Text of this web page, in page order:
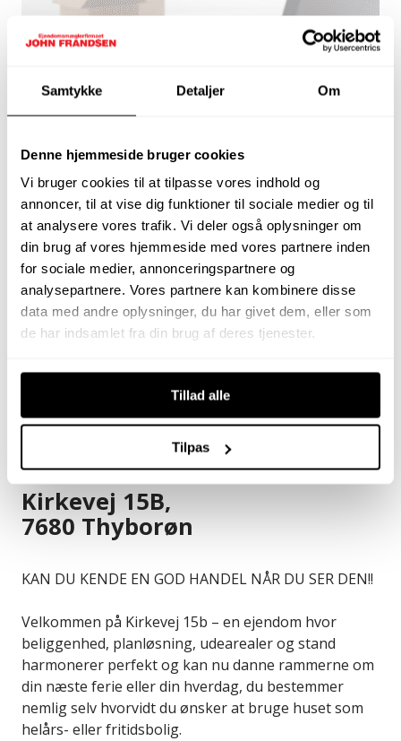
Samtykke Detaljer Om
Denne hjemmeside bruger cookies
Vi bruger cookies til at tilpasse vores indhold og
annoncer, til at vise dig funktioner til sociale medier og til
at analysere vores trafik. Vi deler også oplysninger om
din brug af vores hjemmeside med vores partnere inden
for sociale medier, annonceringspartnere og
analysepartnere. Vores partnere kan kombinere disse
data med andre oplysninger, du har givet dem, eller som
de har indsamlet fra din brug af deres tjenester.
Tillad alle
Tilpas
Få et lånetilbud
Få et forsikringstilbud
Kirkevej 15B,
7680 Thyborøn
KAN DU KENDE EN GOD HANDEL NÅR DU SER DEN!!
Velkommen på Kirkevej 15b – en ejendom hvor
beliggenhed, planløsning, udearealer og stand
harmonerer perfekt og kan nu danne rammerne om
din næste ferie eller din hverdag, du bestemmer
nemlig selv hvorvidt du ønsker at bruge huset som
helårs- eller fritidsbolig.